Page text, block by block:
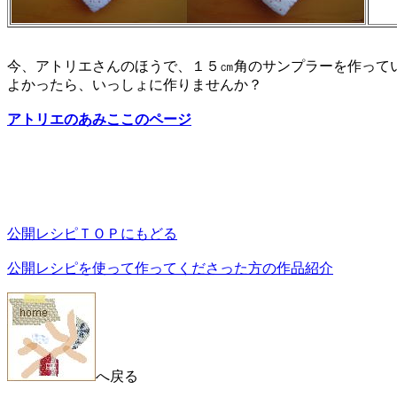
今、アトリエさんのほうで、１５㎝角のサンプラーを作って
よかったら、いっしょに作りませんか？
アトリエのあみここのページ
公開レシピＴＯＰにもどる
公開レシピを使って作ってくださった方の作品紹介
へ戻る